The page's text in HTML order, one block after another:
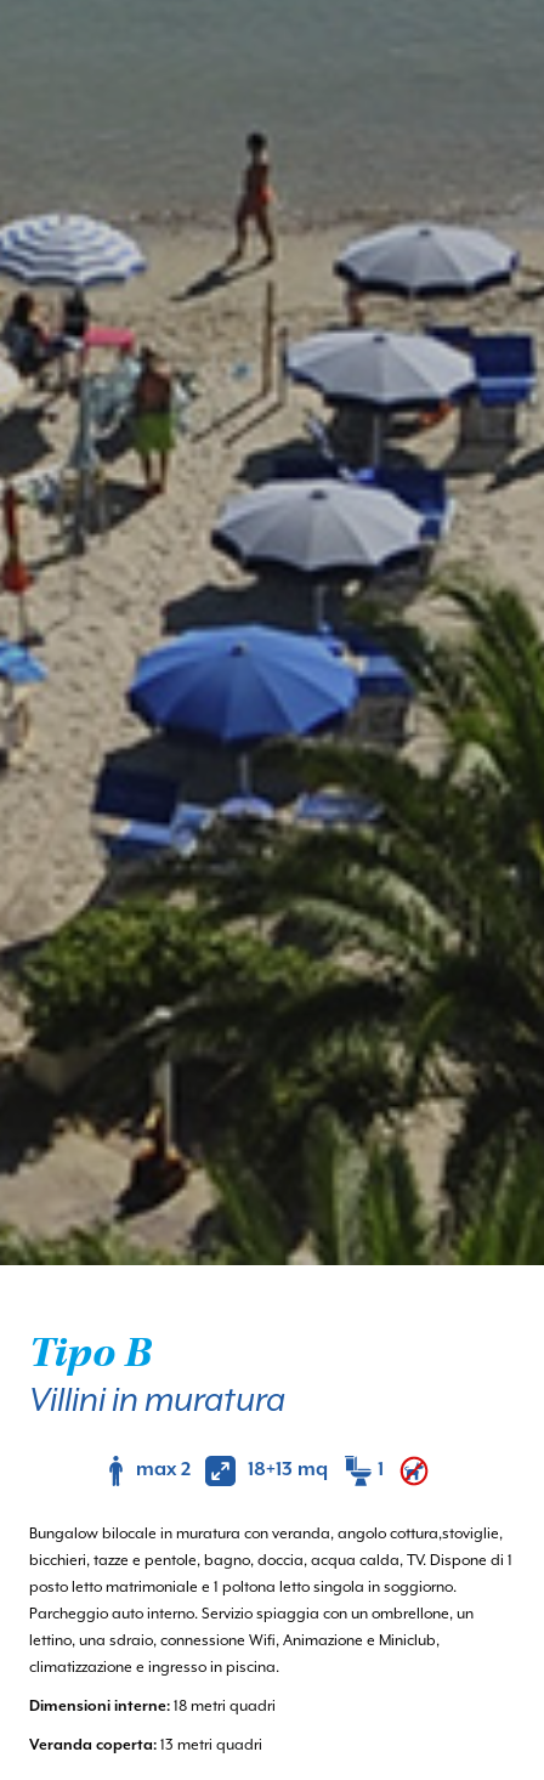
Tipo B
Villini in muratura
max 2 18+13 mq 1
Bungalow bilocale in muratura con veranda, angolo cottura,stoviglie,
bicchieri, tazze e pentole, bagno, doccia, acqua calda, TV. Dispone di 1
posto letto matrimoniale e 1 poltona letto singola in soggiorno.
Parcheggio auto interno. Servizio spiaggia con un ombrellone, un
lettino, una sdraio, connessione Wifi, Animazione e Miniclub,
climatizzazione e ingresso in piscina.
Dimensioni interne: 18 metri quadri
Veranda coperta: 13 metri quadri